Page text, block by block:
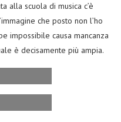
alla scuola di musica c’è
che posto non l’ho
impossibile causa mancanza
è decisamente più ampia.